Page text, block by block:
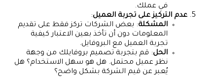
في عملك.
عدم التركيز على تجربة العميل:
المشكلة: بعض الشركات تركز فقط على تقديم
المعلومات دون أن تأخذ بعين الاعتبار كيفية
تجربة العميل مع البروفايل.
الحل: قم بتجربة تصميم بروفايلك من وجهة
نظر عميل محتمل. هل هو سهل الاستخدام؟ هل
يُعبر عن قيم الشركة بشكل واضح؟